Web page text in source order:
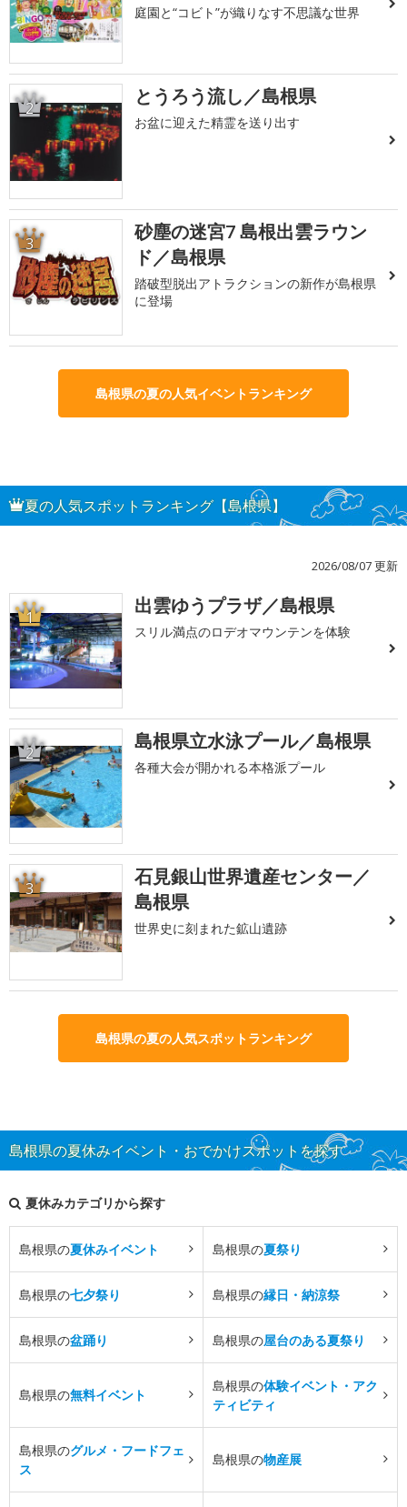
庭園と“コビト”が織りなす不思議な世界
2 とうろう流し／島根県
お盆に迎えた精霊を送り出す
3
砂塵の迷宮7 島根出雲ラウン
ド／島根県
踏破型脱出アトラクションの新作が島根県
に登場
島根県の夏の人気イベントランキング
夏の人気スポットランキング【島根県】
2026/08/07 更新
1 出雲ゆうプラザ／島根県
スリル満点のロデオマウンテンを体験
2 島根県立水泳プール／島根県
各種大会が開かれる本格派プール
3
石見銀山世界遺産センター／
島根県
世界史に刻まれた鉱山遺跡
島根県の夏の人気スポットランキング
島根県の夏休みイベント・おでかけスポットを探す
夏休みカテゴリから探す
島根県の夏休みイベント 島根県の夏祭り
島根県の七夕祭り 島根県の縁日・納涼祭
島根県の盆踊り 島根県の屋台のある夏祭り
島根県の無料イベント
島根県の体験イベント・アク
ティビティ
島根県のグルメ・フードフェ
ス
島根県の物産展